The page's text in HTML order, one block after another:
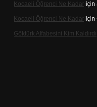
Kocaeli Öğrenci Ne Kadar için
Kocaeli Öğrenci Ne Kadar için
Göktürk Alfabesini Kim Kaldırdı